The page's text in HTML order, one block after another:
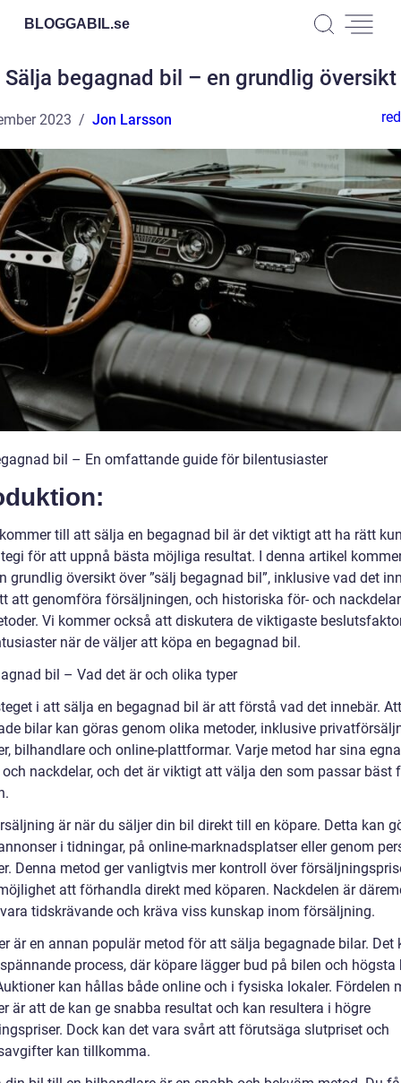
BLOGGABIL.se
Sälja begagnad bil – en grundlig översikt
2023 Jon Larsson
bil – En omfattande guide för bilentusiaster
till att sälja en begagnad bil är det viktigt att ha rätt
för att uppnå bästa möjliga resultat. I denna artikel
grundlig översikt över ”sälj begagnad bil”, inklusive vad det
att genomföra försäljningen, och historiska för- och
Vi kommer också att diskutera de viktigaste
när de väljer att köpa en begagnad bil.
bil – Vad det är och olika typer
i att sälja en begagnad bil är att förstå vad det innebär.
bilar kan göras genom olika metoder, inklusive
bilhandlare och online-plattformar. Varje metod har sina egna
nackdelar, och det är viktigt att välja den som passar bäst
är när du säljer din bil direkt till en köpare. Detta kan
i tidningar, på online-marknadsplatser eller genom
Denna metod ger vanligtvis mer kontroll över
att förhandla direkt med köparen. Nackdelen är
tidskrävande och kräva viss kunskap inom försäljning.
är en annan populär metod för att sälja begagnade bilar. Det
process, där köpare lägger bud på bilen och högsta
kan hållas både online och i fysiska lokaler. Fördelen
är att de kan ge snabba resultat och kan resultera i högre
Dock kan det vara svårt att förutsäga slutpriset och
kan tillkomma.